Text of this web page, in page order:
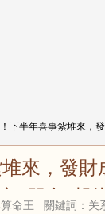
下半年喜事紮堆來，
來，發
_朋友_投
命王 關鍵詞：关